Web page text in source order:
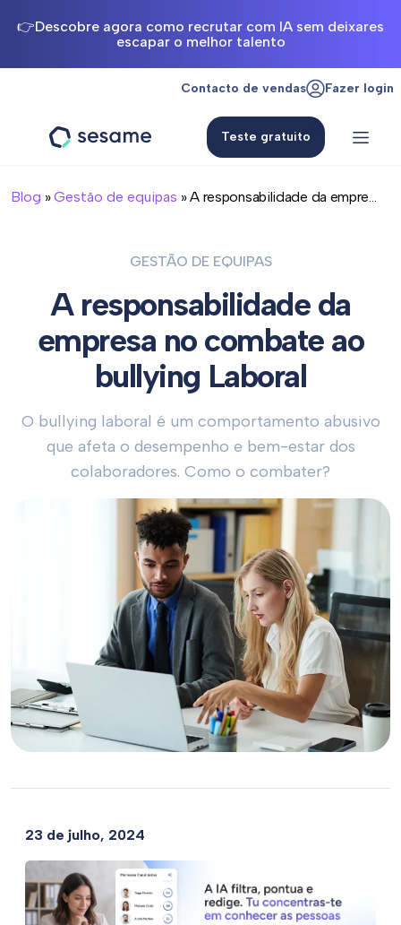
👉Descobre agora como recrutar com IA sem deixares
escapar o melhor talento
Contacto de vendas Fazer login
Teste gratuito
Blog »Gestão de equipas » A responsabilidade da empre...
GESTÃO DE EQUIPAS
A responsabilidade da
empresa no combate ao
bullying Laboral
O bullying laboral é um comportamento abusivo
que afeta o desempenho e bem-estar dos
colaboradores. Como o combater?
23 de julho, 2024